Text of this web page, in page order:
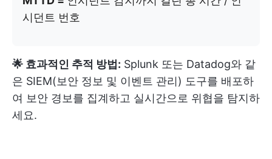
시던트 번호
🌟 효과적인 추적 방법: Splunk 또는 Datadog와 같
은 SIEM(보안 정보 및 이벤트 관리) 도구를 배포하
여 보안 경보를 집계하고 실시간으로 위협을 탐지하
세요.